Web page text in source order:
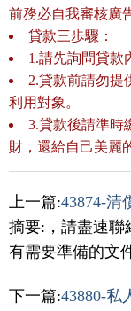
前務必自我審核廣
貸款三歩驟：
1.請先詢問貸款
2.貸款前請勿提
利用對象。
3.貸款後請準時
財，還給自己美麗
上一篇:43874-清
摘要:，請盡速聯
有需要準備的文
下一篇:43880-私